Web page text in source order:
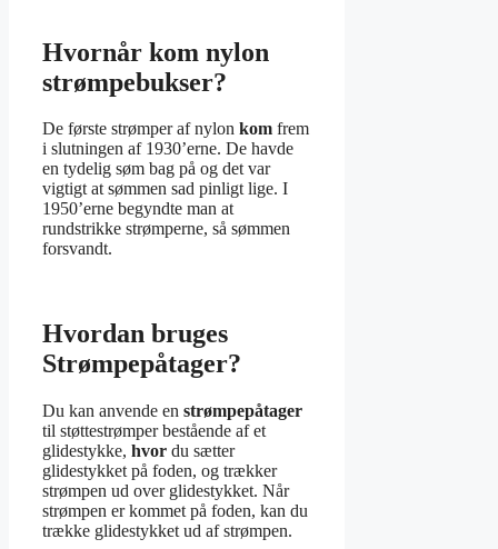
Hvornår kom nylon
strømpebukser?
De første strømper af nylon kom frem
i slutningen af 1930’erne. De havde
en tydelig søm bag på og det var
vigtigt at sømmen sad pinligt lige. I
1950’erne begyndte man at
rundstrikke strømperne, så sømmen
forsvandt.
Hvordan bruges
Strømpepåtager?
Du kan anvende en strømpepåtager
til støttestrømper bestående af et
glidestykke, hvor du sætter
glidestykket på foden, og trækker
strømpen ud over glidestykket. Når
strømpen er kommet på foden, kan du
trække glidestykket ud af strømpen.